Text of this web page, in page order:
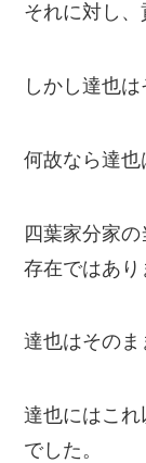
それに対し、
しかし達也
何故なら達也
四葉家分家
存在ではあり
達也はそのま
達也にはこ
でした。